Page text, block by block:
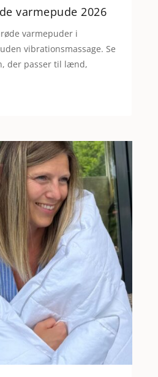
varmepude 2026
varmepuder i
vibrationsmassage. Se
der passer til lænd,